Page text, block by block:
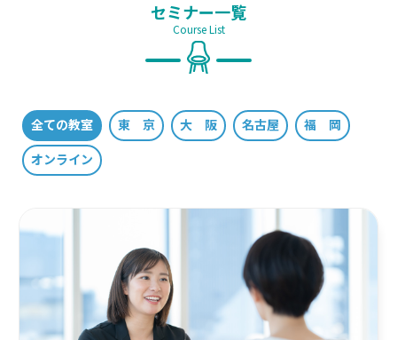
セミナー一覧
Course List
全ての教室 東 京 大 阪 名古屋
福 岡
オンライン